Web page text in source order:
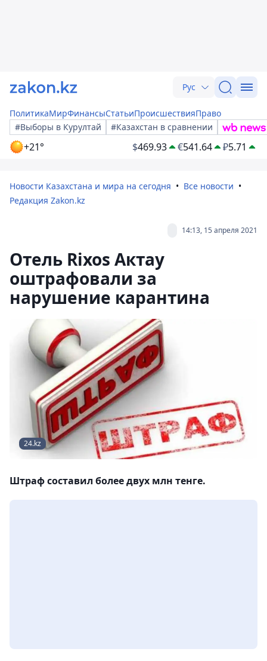
Рус
ПолитикаМирФинансыСтатьиПроисшествияПраво
#Выборы в Курултай
#Казахстан в сравнении
+21° $469.93 €541.64 ₽5.71
Новости Казахстана и мира на сегодня
Все новости
Редакция Zakon.kz
14:13, 15 апреля 2021
Отель Rixos Актау
оштрафовали за
нарушение карантина
24.kz
Штраф составил более двух млн тенге.